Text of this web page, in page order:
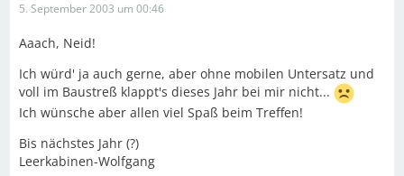
5. September 2003 um 00:46
Aaach, Neid!
Ich würd' ja auch gerne, aber ohne mobilen Untersatz und
voll im Baustreß klappt's dieses Jahr bei mir nicht...
Ich wünsche aber allen viel Spaß beim Treffen!
Bis nächstes Jahr (?)
Leerkabinen-Wolfgang